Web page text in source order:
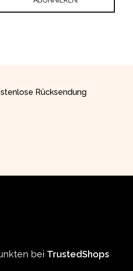
Rücksendung
bei TrustedShops